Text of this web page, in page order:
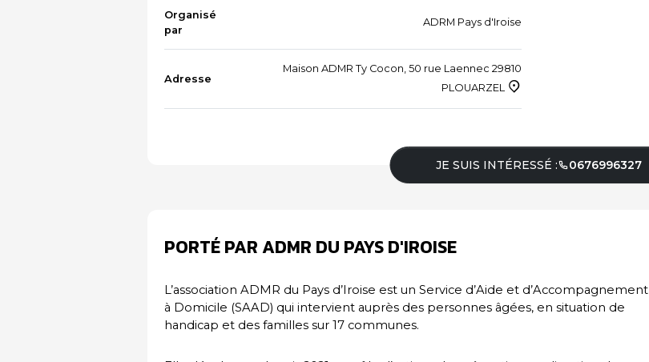
Organisé
par
ADRM Pays d'Iroise
Adresse
Maison ADMR Ty Cocon, 50 rue Laennec 29810
PLOUARZEL
JE SUIS INTÉRESSÉ : 0676996327
PORTÉ PAR ADMR DU PAYS D'IROISE
L’association ADMR du Pays d’Iroise est un Service d’Aide et d’Accompagnement
à Domicile (SAAD) qui intervient auprès des personnes âgées, en situation de
handicap et des familles sur 17 communes.